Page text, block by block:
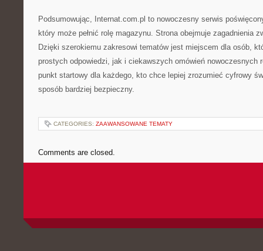
Podsumowując, Internat.com.pl to nowoczesny serwis
który może pełnić rolę magazynu. Strona obejmuje zagadnienia
Dzięki szerokiemu zakresowi tematów jest miejscem dla osób,
prostych odpowiedzi, jak i ciekawszych omówień nowoczesnych
punkt startowy dla każdego, kto chce lepiej zrozumieć cyfrowy
sposób bardziej bezpieczny.
CATEGORIES: ZAAWANSOWANE TEMATY
Comments are closed.